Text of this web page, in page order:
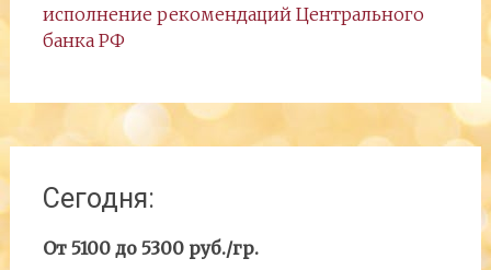
исполнение рекомендаций Центрального
банка РФ
Сегодня:
От 5100 до 5300 руб./гр.